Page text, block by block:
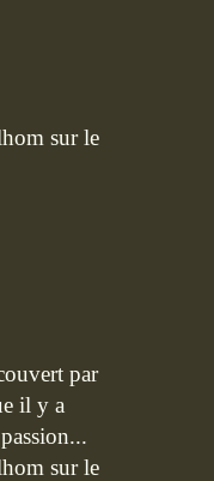
sur le
par
il y a
sur le